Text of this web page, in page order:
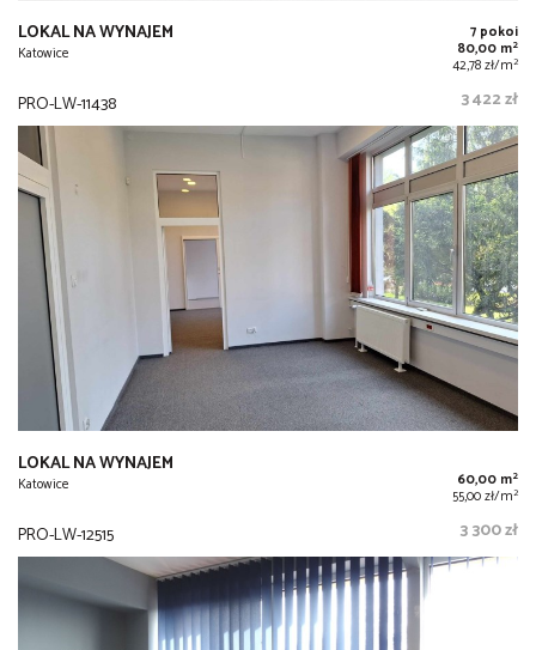
LOKAL NA WYNAJEM
Katowice
7 pokoi
80,00 m2
42,78 zł/m2
PRO-LW-11438 3 422 zł
LOKAL NA WYNAJEM
Katowice 60,00 m2
55,00 zł/m2
PRO-LW-12515 3 300 zł